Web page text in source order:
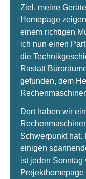
Ziel, meine
Homepage
einem richtigen
ich nun einen
die
Rastatt
gefunden, dem
Dort haben wir
Schwerpunkt hat.
einigen
ist jeden Sonntag